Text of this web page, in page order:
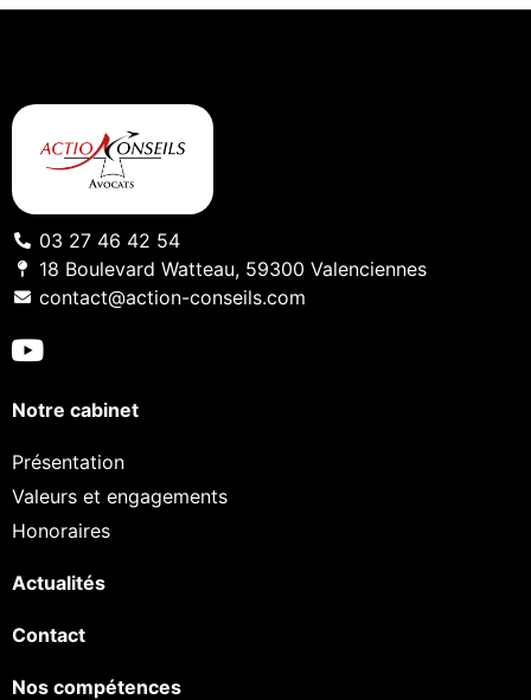
03 27 46 42 54
18 Boulevard Watteau, 59300 Valenciennes
contact@action-conseils.com
Notre cabinet
Présentation
Valeurs et engagements
Honoraires
Actualités
Contact
Nos compétences